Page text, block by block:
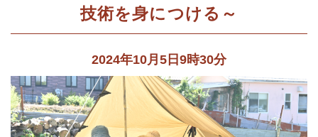
技術を身につける～
2024年10月5日9時30分